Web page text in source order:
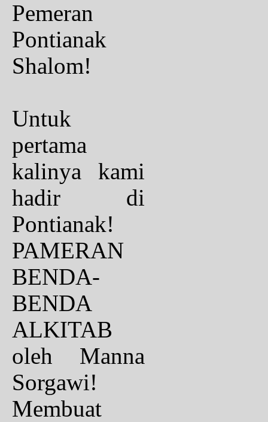
Pemeran
Pontianak
Shalom!
Untuk
pertama
kalinya kami
hadir di
Pontianak!
PAMERAN
BENDA-
BENDA
ALKITAB
oleh Manna
Sorgawi!
Membuat